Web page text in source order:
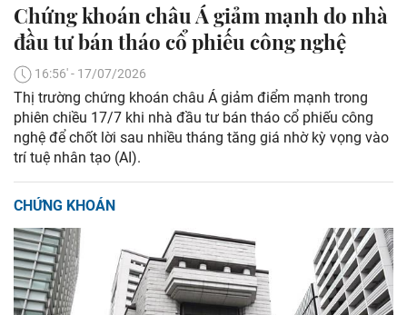
Chứng khoán châu Á giảm mạnh do nhà
đầu tư bán tháo cổ phiếu công nghệ
16:56' - 17/07/2026
Thị trường chứng khoán châu Á giảm điểm mạnh trong
phiên chiều 17/7 khi nhà đầu tư bán tháo cổ phiếu công
nghệ để chốt lời sau nhiều tháng tăng giá nhờ kỳ vọng vào
trí tuệ nhân tạo (AI).
CHỨNG KHOÁN